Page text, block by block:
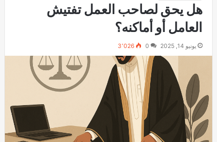
هل يحق لصاحب العمل تفتيش
العامل أو أماكنه؟
يونيو 14, 2025 0 3٬026